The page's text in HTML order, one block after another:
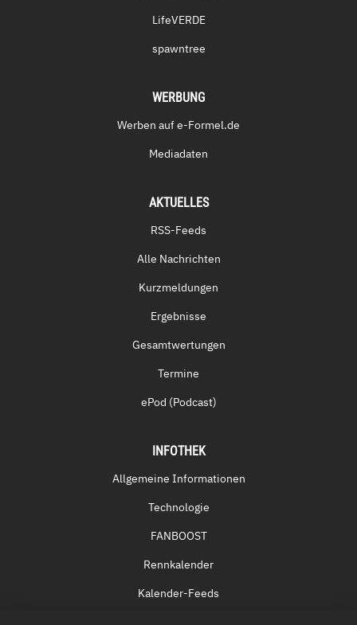
LifeVERDE
spawntree
WERBUNG
Werben auf e-Formel.de
Mediadaten
AKTUELLES
RSS-Feeds
Alle Nachrichten
Kurzmeldungen
Ergebnisse
Gesamtwertungen
Termine
ePod (Podcast)
INFOTHEK
Allgemeine Informationen
Technologie
FANBOOST
Rennkalender
Kalender-Feeds